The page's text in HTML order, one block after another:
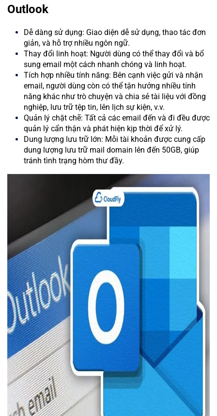
Outlook
Dễ dàng sử dụng: Giao diện dễ sử dụng, thao tác đơn
giản, và hỗ trợ nhiều ngôn ngữ.
Thay đổi linh hoạt: Người dùng có thể thay đổi và bổ
sung email một cách nhanh chóng và linh hoạt.
Tích hợp nhiều tính năng: Bên cạnh việc gửi và nhận
email, người dùng còn có thể tận hưởng nhiều tính
năng khác như trò chuyện và chia sẻ tài liệu với đồng
nghiệp, lưu trữ tệp tin, lên lịch sự kiện, v.v.
Quản lý chặt chẽ: Tất cả các email đến và đi đều được
quản lý cẩn thận và phát hiện kịp thời để xử lý.
Dung lượng lưu trữ lớn: Mỗi tài khoản được cung cấp
dung lượng lưu trữ mail domain lên đến 50GB, giúp
tránh tình trạng hòm thư đầy.